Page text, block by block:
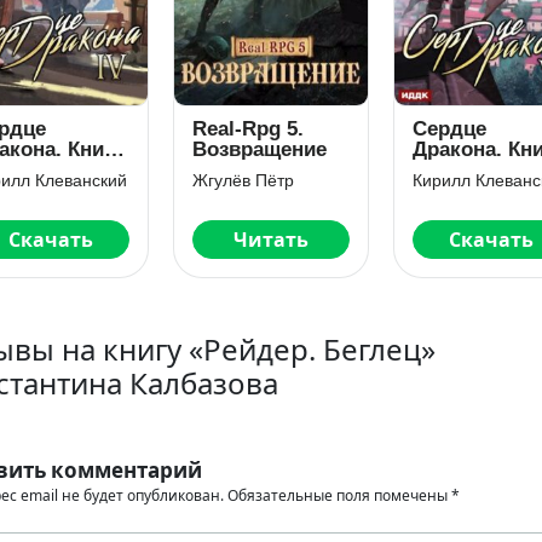
Rpg 5.
Пётр
Читать
Сердце
Дракона. Книга
6
Кирилл Клеванский
Скачать
Власть
Том 2. Когда
враги
становятся
Виталий Зыков
Скачать
на книгу «Рейдер. Беглец»
Калбазова
комментарий
email не будет опубликован.Обязательные поля помечены*